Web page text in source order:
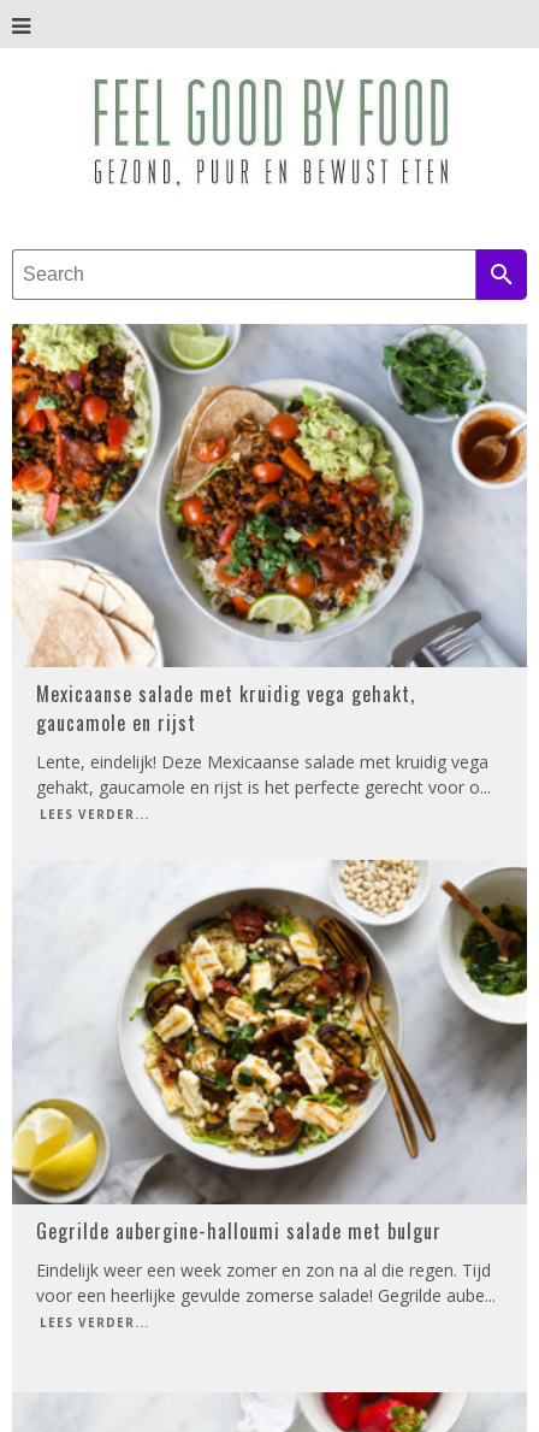
Mexicaanse salade met kruidig vega gehakt,
gaucamole en rijst
Lente, eindelijk! Deze Mexicaanse salade met kruidig vega
gehakt, gaucamole en rijst is het perfecte gerecht voor o...
LEES VERDER...
Gegrilde aubergine-halloumi salade met bulgur
Eindelijk weer een week zomer en zon na al die regen. Tijd
voor een heerlijke gevulde zomerse salade! Gegrilde aube...
LEES VERDER...